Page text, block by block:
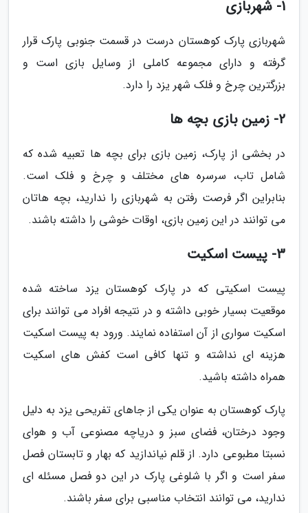
1- شهربازی
شهربازی پارک کوهستان درست در قسمت جنوبی پارک قرار
گرفته و دارای مجموعه کاملی از وسایل بازی است و
بزرگترین چرخ و فلک شهر یزد را دارد.
2- زمین بازی بچه ها
در بخشی از پارک، زمین بازی برای بچه ها تعبیه شده که
شامل تاب، سرسره های مختلف و چرخ و فلک است.
بنابراین اگر فرصت رفتن به شهربازی را ندارید، بچه هاتان
می توانند در این زمین بازی، اوقات خوشی را داشته باشند.
3- پیست اسکیت
پیست اسکیتی که در پارک کوهستان یزد ساخته شده
موقعیت بسیار خوبی داشته و در نتیجه افراد می توانند برای
اسکیت سواری از آن استفاده نمایند. ورود به پیست اسکیت
هزینه ای نداشته و تنها کافی است کفش های اسکیت
همراه داشته باشید.
پارک کوهستان به عنوان یکی از جاهای تفریحی یزد به دلیل
وجود درختان، فضای سبز و دریاچه مصنوعی آب و هوای
نسبتا مطبوعی دارد. از قلم نیاندازید که بهار و تابستان فصل
سفر است و اگر با شلوغی پارک در این دو فصل مسئله ای
ندارید، می توانند انتخاب مناسبی برای سفر باشند.